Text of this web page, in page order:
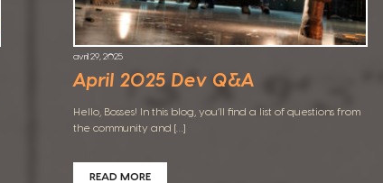
avril 29, 2025
April 2025 Dev Q&A
Hello, Bosses! In this blog, you’ll find a list of questions from
the community and […]
READ MORE